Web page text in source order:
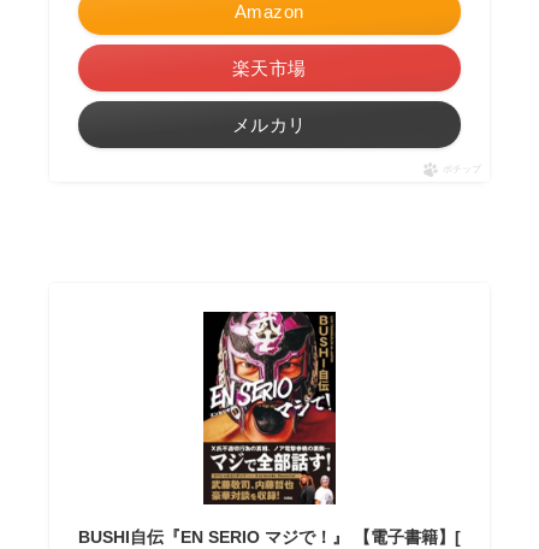
Amazon
楽天市場
メルカリ
ポチップ
BUSHI自伝『EN SERIO マジで！』 【電子書籍】[